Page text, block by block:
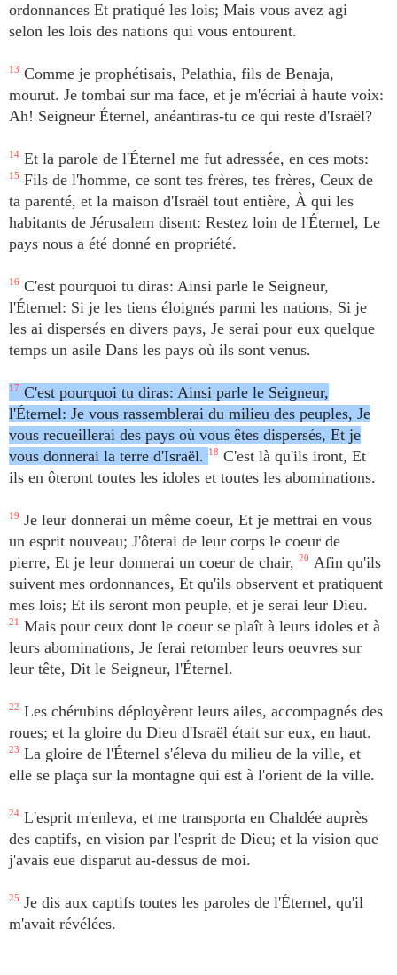
ordonnances Et pratiqué les lois; Mais vous avez agi
selon les lois des nations qui vous entourent.
13 Comme je prophétisais, Pelathia, fils de Benaja,
mourut. Je tombai sur ma face, et je m'écriai à haute voix:
Ah! Seigneur Éternel, anéantiras-tu ce qui reste d'Israël?
14 Et la parole de l'Éternel me fut adressée, en ces mots:
15 Fils de l'homme, ce sont tes frères, tes frères, Ceux de
ta parenté, et la maison d'Israël tout entière, À qui les
habitants de Jérusalem disent: Restez loin de l'Éternel, Le
pays nous a été donné en propriété.
16 C'est pourquoi tu diras: Ainsi parle le Seigneur,
l'Éternel: Si je les tiens éloignés parmi les nations, Si je
les ai dispersés en divers pays, Je serai pour eux quelque
temps un asile Dans les pays où ils sont venus.
17 C'est pourquoi tu diras: Ainsi parle le Seigneur,
l'Éternel: Je vous rassemblerai du milieu des peuples, Je
vous recueillerai des pays où vous êtes dispersés, Et je
vous donnerai la terre d'Israël.
18 C'est là qu'ils iront, Et
ils en ôteront toutes les idoles et toutes les abominations.
19 Je leur donnerai un même coeur, Et je mettrai en vous
un esprit nouveau; J'ôterai de leur corps le coeur de
pierre, Et je leur donnerai un coeur de chair, 20 Afin qu'ils
suivent mes ordonnances, Et qu'ils observent et pratiquent
mes lois; Et ils seront mon peuple, et je serai leur Dieu.
21
Mais pour ceux dont le coeur se plaît à leurs idoles et à
leurs abominations, Je ferai retomber leurs oeuvres sur
leur tête, Dit le Seigneur, l'Éternel.
22 Les chérubins déployèrent leurs ailes, accompagnés des
roues; et la gloire du Dieu d'Israël était sur eux, en haut.
23 La gloire de l'Éternel s'éleva du milieu de la ville, et
elle se plaça sur la montagne qui est à l'orient de la ville.
24 L'esprit m'enleva, et me transporta en Chaldée auprès
des captifs, en vision par l'esprit de Dieu; et la vision que
j'avais eue disparut au-dessus de moi.
25 Je dis aux captifs toutes les paroles de l'Éternel, qu'il
m'avait révélées.